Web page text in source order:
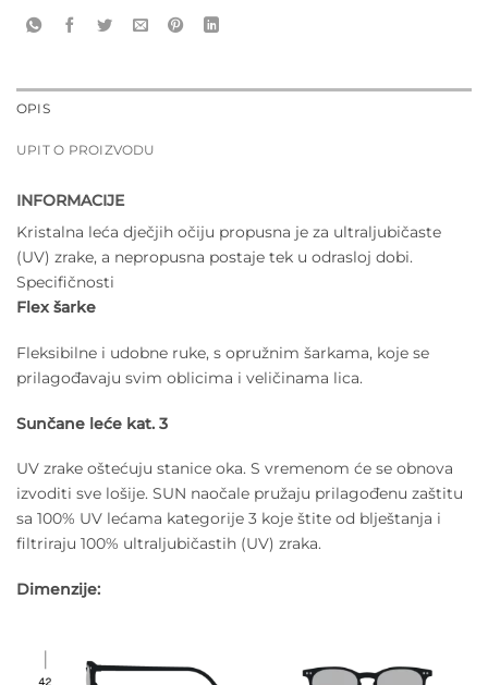
OPIS
UPIT O PROIZVODU
INFORMACIJE
Kristalna leća dječjih očiju propusna je za ultraljubičaste
(UV) zrake, a nepropusna postaje tek u odrasloj dobi.
Specifičnosti
Flex šarke
Fleksibilne i udobne ruke, s opružnim šarkama, koje se
prilagođavaju svim oblicima i veličinama lica.
Sunčane leće kat. 3
UV zrake oštećuju stanice oka. S vremenom će se obnova
izvoditi sve lošije. SUN naočale pružaju prilagođenu zaštitu
sa 100% UV lećama kategorije 3 koje štite od blještanja i
filtriraju 100% ultraljubičastih (UV) zraka.
Dimenzije: